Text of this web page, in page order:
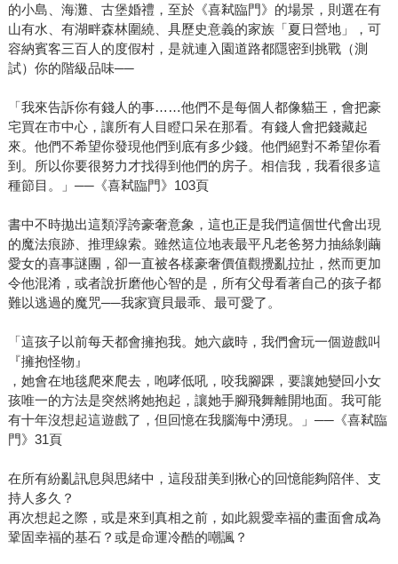
的小島、海灘、古堡婚禮，至於《喜弒臨門》的場景，則選在有
山有水、有湖畔森林圍繞、具歷史意義的家族「夏日營地」，可
容納賓客三百人的度假村，是就連入園道路都隱密到挑戰（測
試）你的階級品味──
「我來告訴你有錢人的事……他們不是每個人都像貓王，會把豪
宅買在市中心，讓所有人目瞪口呆在那看。有錢人會把錢藏起
來。他們不希望你發現他們到底有多少錢。他們絕對不希望你看
到。所以你要很努力才找得到他們的房子。相信我，我看很多這
種節目。」──《喜弒臨門》103頁
書中不時拋出這類浮誇豪奢意象，這也正是我們這個世代會出現
的魔法痕跡、推理線索。雖然這位地表最平凡老爸努力抽絲剝繭
愛女的喜事謎團，卻一直被各樣豪奢價值觀攪亂拉扯，然而更加
令他混淆，或者說折磨他心智的是，所有父母看著自己的孩子都
難以逃過的魔咒──我家寶貝最乖、最可愛了。
「這孩子以前每天都會擁抱我。她六歲時，我們會玩一個遊戲叫
『擁抱怪物』
，她會在地毯爬來爬去，咆哮低吼，咬我腳踝，要讓她變回小女
孩唯一的方法是突然將她抱起，讓她手腳飛舞離開地面。我可能
有十年沒想起這遊戲了，但回憶在我腦海中湧現。」──《喜弒臨
門》31頁
在所有紛亂訊息與思緒中，這段甜美到揪心的回憶能夠陪伴、支
持人多久？
再次想起之際，或是來到真相之前，如此親愛幸福的畫面會成為
鞏固幸福的基石？或是命運冷酷的嘲諷？